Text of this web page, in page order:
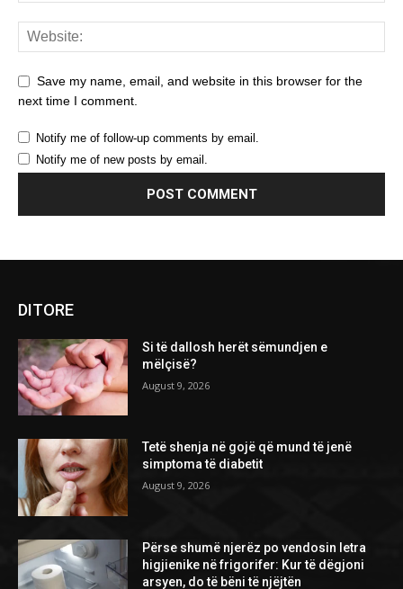
Save my name, email, and website in this browser for the
next time I comment.
Notify me of follow-up comments by email.
Notify me of new posts by email.
DITORE
Si të dallosh herët sëmundjen e
mëlçisë?
August 9, 2026
Tetë shenja në gojë që mund të jenë
simptoma të diabetit
August 9, 2026
Përse shumë njerëz po vendosin letra
higjienike në frigorifer: Kur të dëgjoni
arsyen, do të bëni të njëjtën